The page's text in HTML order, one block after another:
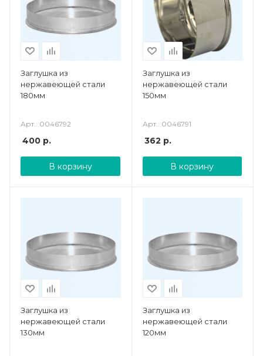
Заглушка из
нержавеющей стали
180мм
Арт.: 0046792
400 р.
В корзину
Заглушка из
нержавеющей стали
150мм
Арт.: 0046791
362 р.
В корзину
Заглушка из
нержавеющей стали
130мм
Заглушка из
нержавеющей стали
120мм